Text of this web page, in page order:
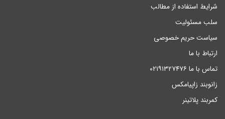
شرایط استفاده از مطالب
سلب مسئولیت
سیاست حریم خصوصی
ارتباط با ما
تماس با ما ۰۲۱۹۱۳۲۷۴۷۶
زانوبند زاپیامکس
کمربند پلاتینر